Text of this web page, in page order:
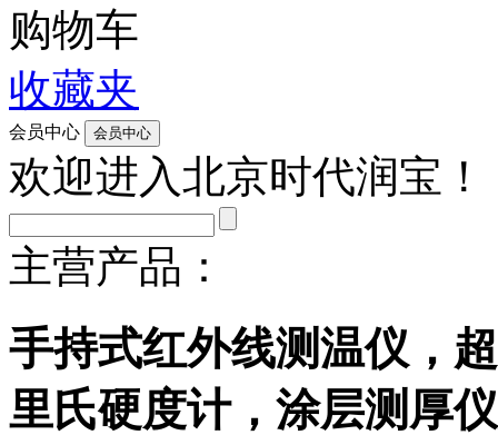
购物车
收藏夹
会员中心
欢迎进入北京时代润宝！
主营产品：
手持式红外线测温仪，
里氏硬度计，涂层测厚